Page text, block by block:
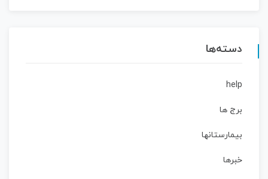
دسته‌ها
help
برج ها
بیمارستانها
خبرها